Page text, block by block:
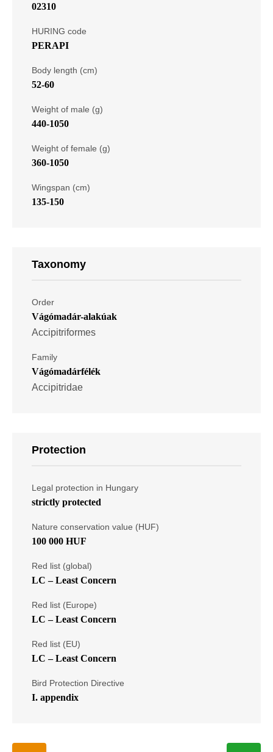
02310
HURING code
PERAPI
Body length (cm)
52-60
Weight of male (g)
440-1050
Weight of female (g)
360-1050
Wingspan (cm)
135-150
Taxonomy
Order
Vágómadár-alakúak
Accipitriformes
Family
Vágómadárfélék
Accipitridae
Protection
Legal protection in Hungary
strictly protected
Nature conservation value (HUF)
100 000 HUF
Red list (global)
LC – Least Concern
Red list (Europe)
LC – Least Concern
Red list (EU)
LC – Least Concern
Bird Protection Directive
I. appendix